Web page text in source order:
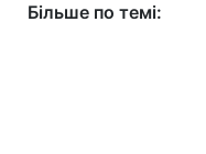
Більше по темі: